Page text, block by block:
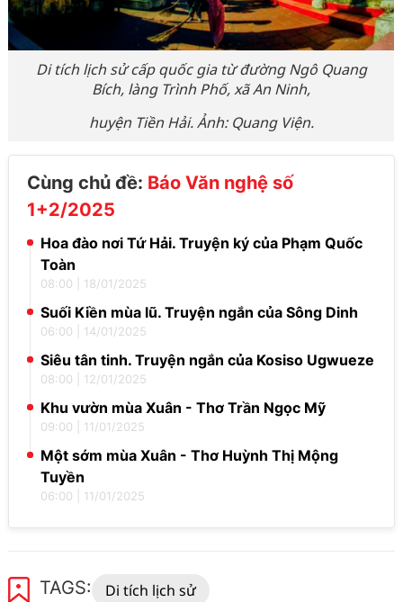
Di tích lịch sử cấp quốc gia từ đường Ngô Quang
Bích, làng Trình Phố, xã An Ninh,
huyện Tiền Hải. Ảnh: Quang Viện.
Cùng chủ đề: Báo Văn nghệ số
1+2/2025
Hoa đào nơi Tứ Hải. Truyện ký của Phạm Quốc
Toàn
08:00 18/01/2025
Suối Kiền mùa lũ. Truyện ngắn của Sông Dinh
06:00 14/01/2025
Siêu tân tinh. Truyện ngắn của Kosiso Ugwueze
08:00 12/01/2025
Khu vườn mùa Xuân - Thơ Trần Ngọc Mỹ
09:00 11/01/2025
Một sớm mùa Xuân - Thơ Huỳnh Thị Mộng
Tuyền
06:00 11/01/2025
TAGS: Di tích lịch sử